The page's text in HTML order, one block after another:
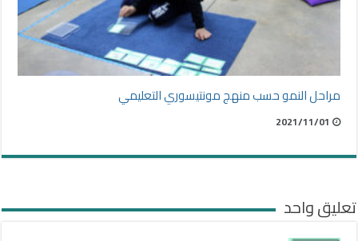
مراحل النمو حسب منهج مونتيسوري التعليمي
2021/11/01
تعليق واحد